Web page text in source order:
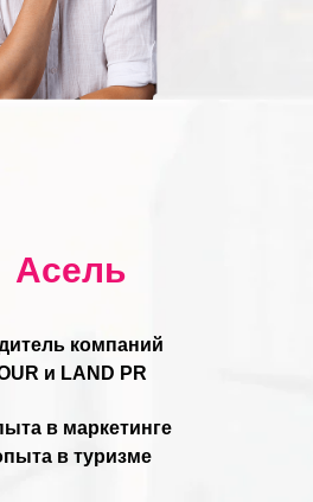
Асель
компаний
и LAND PR
в маркетинге
в туризме